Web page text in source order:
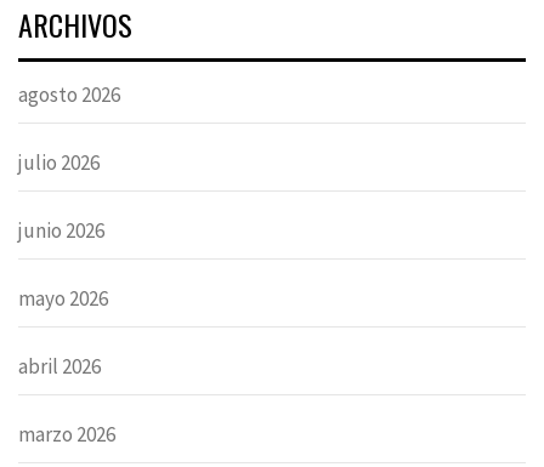
ARCHIVOS
agosto 2026
julio 2026
junio 2026
mayo 2026
abril 2026
marzo 2026